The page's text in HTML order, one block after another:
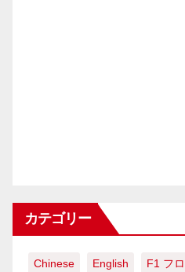
カテゴリー
Chinese English F1 フ